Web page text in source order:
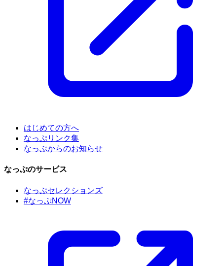
はじめての方へ
なっぷリンク集
なっぷからのお知らせ
なっぷのサービス
なっぷセレクションズ
#なっぷNOW